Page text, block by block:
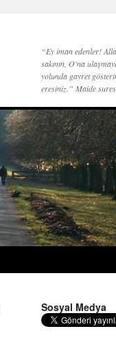
“Ey iman edenler!
sakının, O'na
yolunda gayret
eresiniz.” Maide
Sosyal Medya